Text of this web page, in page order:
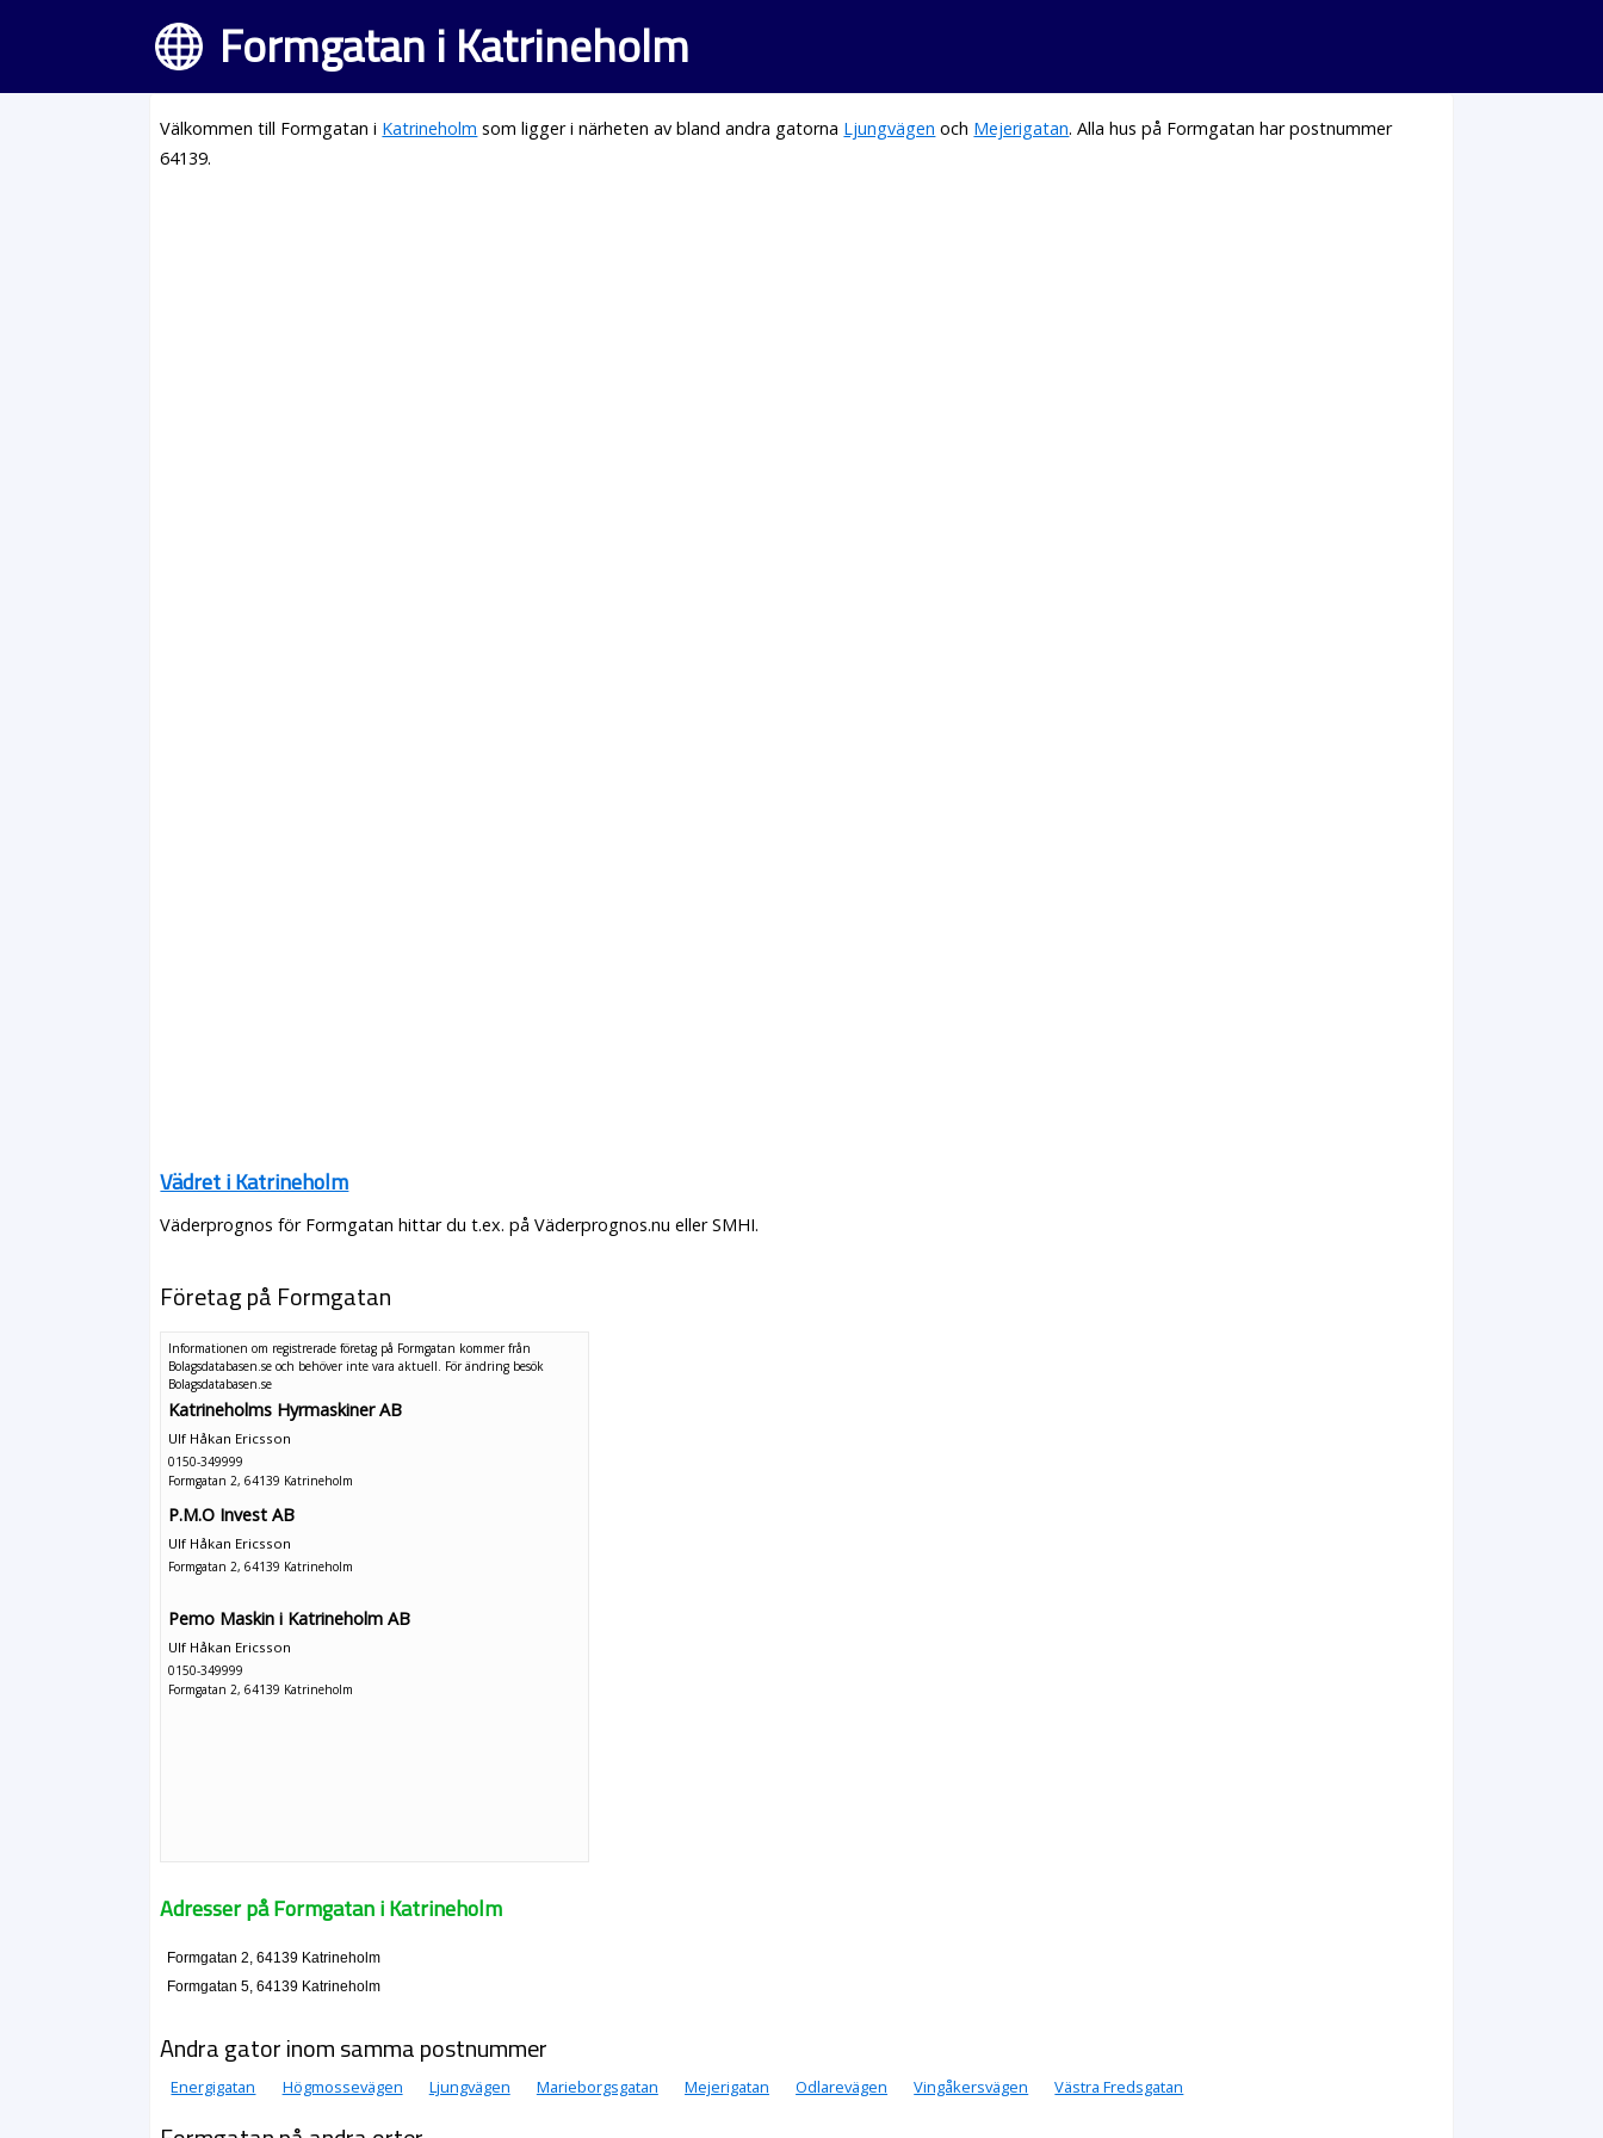
Formgatan i Katrineholm
Välkommen till Formgatan i Katrineholm som ligger i närheten av bland andra gatorna Ljungvägen och Mejerigatan. Alla hus på Formgatan har postnummer
64139.
Vädret i Katrineholm
Väderprognos för Formgatan hittar du t.ex. på Väderprognos.nu eller SMHI.
Företag på Formgatan
Informationen om registrerade företag på Formgatan kommer från
Bolagsdatabasen.se och behöver inte vara aktuell. För ändring besök
Bolagsdatabasen.se
Katrineholms Hyrmaskiner AB
Ulf Håkan Ericsson
0150-349999
Formgatan 2, 64139 Katrineholm
P.M.O Invest AB
Ulf Håkan Ericsson
Formgatan 2, 64139 Katrineholm
Pemo Maskin i Katrineholm AB
Ulf Håkan Ericsson
0150-349999
Formgatan 2, 64139 Katrineholm
Adresser på Formgatan i Katrineholm
Formgatan 2, 64139 Katrineholm
Formgatan 5, 64139 Katrineholm
Andra gator inom samma postnummer
Energigatan Högmossevägen Ljungvägen Marieborgsgatan Mejerigatan Odlarevägen Vingåkersvägen Västra Fredsgatan